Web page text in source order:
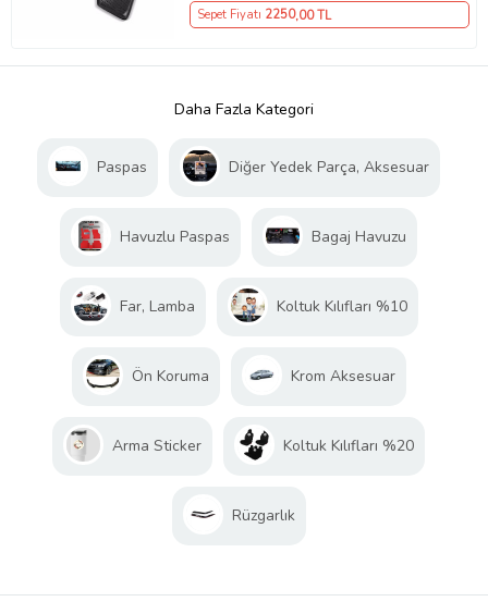
Sepet Fiyatı 2250,00 TL
Daha Fazla Kategori
Paspas Diğer Yedek Parça, Aksesuar
Havuzlu Paspas Bagaj Havuzu
Far, Lamba Koltuk Kılıfları %10
Ön Koruma Krom Aksesuar
Arma Sticker Koltuk Kılıfları %20
Rüzgarlık